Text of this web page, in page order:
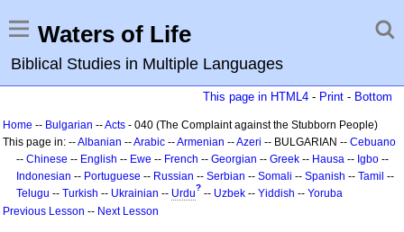
Waters of Life
Biblical Studies in Multiple Languages
This page in HTML4 - Print - Bottom
Home -- Bulgarian --Acts - 040 (The Complaint against the Stubborn People)
This page in: --Albanian --Arabic --Armenian --Azeri -- BULGARIAN -- Cebuano
-- Chinese -- English -- Ewe -- French -- Georgian -- Greek -- Hausa -- Igbo --
Indonesian -- Portuguese -- Russian -- Serbian -- Somali -- Spanish -- Tamil --
Telugu -- Turkish -- Ukrainian -- Urdu? -- Uzbek -- Yiddish -- Yoruba
Previous Lesson -- Next Lesson